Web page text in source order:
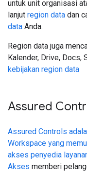
untuk unit organisasi
lanjut region data dan
data Anda.
Region data juga
Kalender, Drive, Docs,
kebijakan region data
Assured
Assured Controls
Workspace yang
akses penyedia
Akses memberi